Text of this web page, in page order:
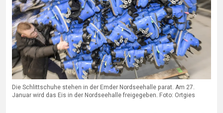
Die Schlittschuhe stehen in der Emder Nordseehalle parat. Am 27.
Januar wird das Eis in der Nordseehalle freigegeben. Foto: Ortgies